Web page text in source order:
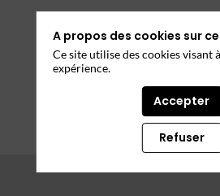
domaine
A propos des cookies sur
Ce site utilise des cookies visant
expérience.
Accepter
Refuser